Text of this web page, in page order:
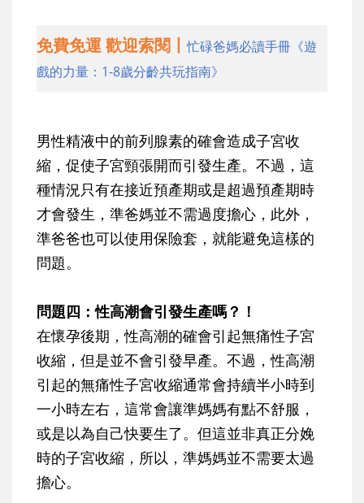
免費免運 歡迎索閱丨忙碌爸媽必讀手冊《遊
戲的力量：1-8歲分齡共玩指南》
男性精液中的前列腺素的確會造成子宮收
縮，促使子宮頸張開而引發生產。不過，這
種情況只有在接近預產期或是超過預產期時
才會發生，準爸媽並不需過度擔心，此外，
準爸爸也可以使用保險套，就能避免這樣的
問題。
問題四：性高潮會引發生產嗎？！
在懷孕後期，性高潮的確會引起無痛性子宮
收縮，但是並不會引發早產。不過，性高潮
引起的無痛性子宮收縮通常會持續半小時到
一小時左右，這常會讓準媽媽有點不舒服，
或是以為自己快要生了。但這並非真正分娩
時的子宮收縮，所以，準媽媽並不需要太過
擔心。